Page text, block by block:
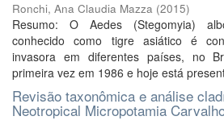
Ronchi, Ana Claudia Mazza (2015)
Resumo: O Aedes (Stegomyia)
conhecido como tigre asiático é
invasora em diferentes países, no
primeira vez em 1986 e hoje está
Revisão taxonômica e análise
Neotropical Micropotamia